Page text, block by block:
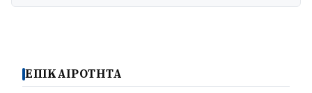
ΕΠΙΚΑΙΡΟΤΗΤΑ